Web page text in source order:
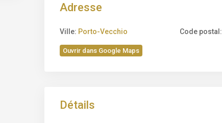
Adresse
Ville: Porto-Vecchio Code postal:
Ouvrir dans Google Maps
Détails